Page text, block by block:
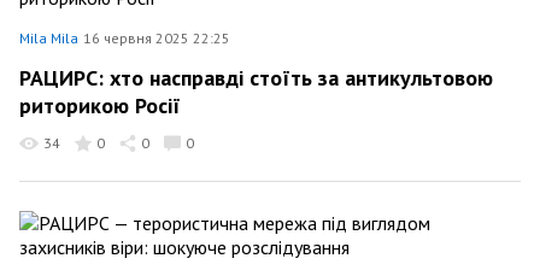
Mila Mila 16 червня 2025 22:25
РАЦИРС: хто насправді стоїть за антикультовою
риторикою Росії
34 0 0 0